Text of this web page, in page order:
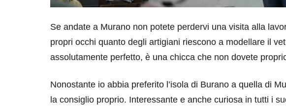
Se andate a Murano non potete perdervi una visita alla
propri occhi quanto degli artigiani riescono a modellare il
assolutamente perfetto, è una chicca che non dovete
Nonostante io abbia preferito l’isola di Burano a quella di
la consiglio proprio. Interessante e anche curiosa in tutti i